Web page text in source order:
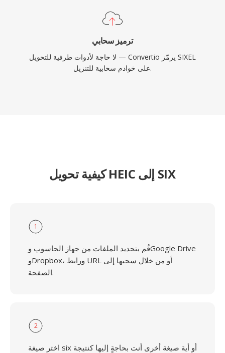
ترميز سحابي
لا حاجة لأدوات طرفية للتحويل — Convertio يرمّز SIXEL
على خوادم سحابية للتنزيل.
كيفية تحويل HEIC إلى SIX
1
قُم بتحديد الملفات من جهاز الحاسوب وGoogle Drive
وDropbox، ورابط URL أو من خلال سحبها إلى
الصفحة.
2
اختر صيغة six أو أية صيغة أخرى أنت بحاجةٍ إليها كنتيجة